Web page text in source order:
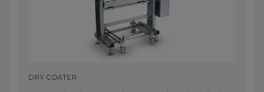
DRY COATER